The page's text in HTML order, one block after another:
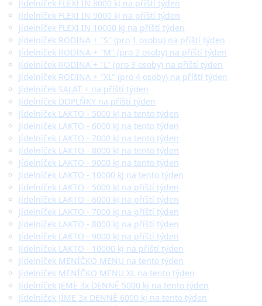
Jídelníček FLEXI IN 8000 kJ na příští týden
Jídelníček FLEXI IN 9000 kJ na příští týden
Jídelníček FLEXI IN 10000 kJ na příští týden
Jídelníček RODINA + "S" (pro 1 osobu) na příští týden
Jídelníček RODINA + "M" (pro 2 osoby) na příští týden
Jídelníček RODINA + "L" (pro 3 osoby) na příští týden
Jídelníček RODINA + "XL" (pro 4 osoby) na příští týden
Jídelníček SALÁT + na příští týden
Jídelníček DOPLŇKY na příští týden
Jídelníček LAKTO - 5000 kJ na tento týden
Jídelníček LAKTO - 6000 kJ na tento týden
Jídelníček LAKTO - 7000 kJ na tento týden
Jídelníček LAKTO - 8000 kJ na tento týden
Jídelníček LAKTO - 9000 kJ na tento týden
Jídelníček LAKTO - 10000 kJ na tento týden
Jídelníček LAKTO - 5000 kJ na příští týden
Jídelníček LAKTO - 6000 kJ na příští týden
Jídelníček LAKTO - 7000 kJ na příští týden
Jídelníček LAKTO - 8000 kJ na příští týden
Jídelníček LAKTO - 9000 kJ na příští týden
Jídelníček LAKTO - 10000 kJ na příští týden
Jídelníček MENÍČKO MENU na tento týden
Jídelníček MENÍČKO MENU XL na tento týden
Jídelníček JEME 3x DENNĚ 5000 kj na tento týden
Jídelníček JÍME 3x DENNĚ 6000 kj na tento týden